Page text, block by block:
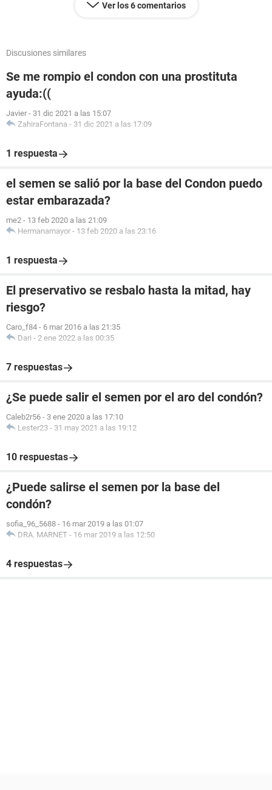
Ver los 6 comentarios
Discusiones similares
Se me rompio el condon con una prostituta
ayuda:((
Javier - 31 dic 2021 a las 15:07
ZahiraFontana - 31 dic 2021 a las 17:09
1 respuesta
el semen se salió por la base del Condon puedo
estar embarazada?
me2 - 13 feb 2020 a las 21:09
Hermanamayor - 13 feb 2020 a las 23:16
1 respuesta
El preservativo se resbalo hasta la mitad, hay
riesgo?
Caro_f84 - 6 mar 2016 a las 21:35
Dari - 2 ene 2022 a las 00:35
7 respuestas
¿Se puede salir el semen por el aro del condón?
Caleb2r56 - 3 ene 2020 a las 17:10
Lester23 - 31 may 2021 a las 19:12
10 respuestas
¿Puede salirse el semen por la base del
condón?
sofia_96_5688 - 16 mar 2019 a las 01:07
DRA. MARNET - 16 mar 2019 a las 12:50
4 respuestas